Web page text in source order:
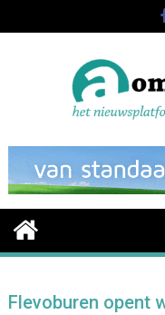
to
Flevoburen opent